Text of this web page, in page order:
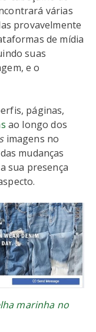
várias
provavelmente
de mídia
suas
e o
páginas,
ao longo dos
imagens no
mudanças
sua presença
marinha no